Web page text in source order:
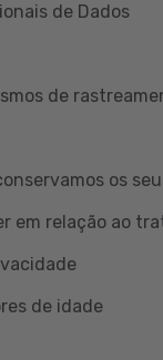
de Dados
de
os
em relação ao
de idade